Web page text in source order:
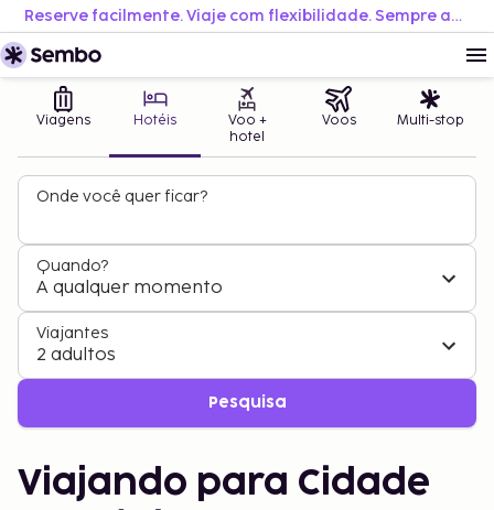
Reserve facilmente. Viaje com flexibilidade. Sempre ao melhor preço.
Viagens Hotéis
Voo +
hotel
Voos Multi-stop
Onde você quer ficar?
Quando?
A qualquer momento
Viajantes
2 adultos
Pesquisa
Viajando para Cidade